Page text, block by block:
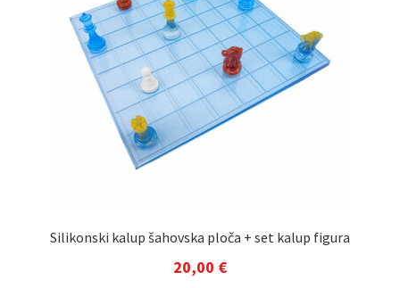
Silikonski kalup šahovska ploča + set kalup figura
20,00 €